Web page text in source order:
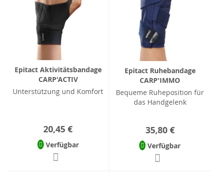
Epitact Aktivitätsbandage
CARP'ACTIV
Unterstützung und Komfort
20,45 €
Verfügbar
Epitact Ruhebandage
CARP'IMMO
Bequeme Ruheposition für
das Handgelenk
35,80 €
Verfügbar